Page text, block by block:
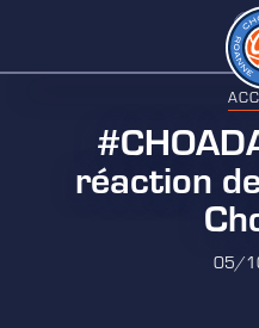
réaction
05/